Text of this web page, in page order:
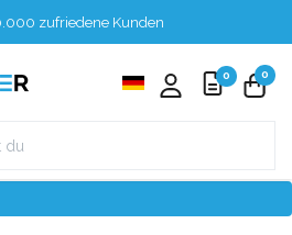
zufriedene Kunden
0 0